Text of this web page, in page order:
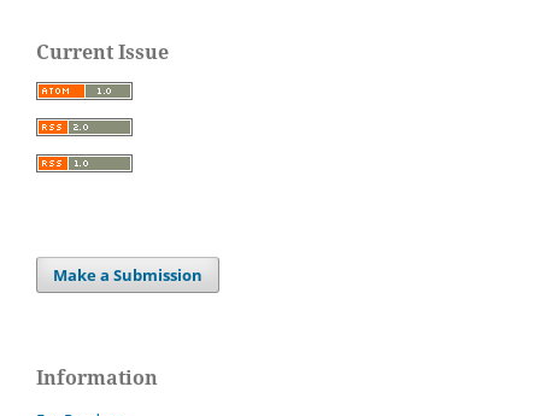
Current Issue
Make a Submission
Information